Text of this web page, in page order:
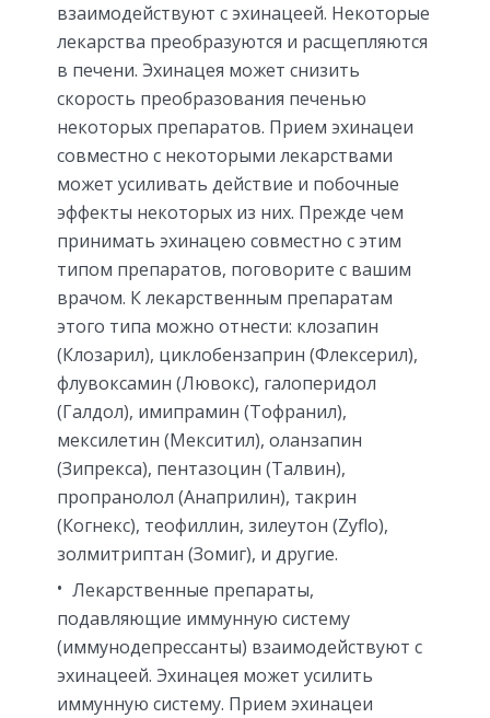
взаимодействуют с эхинацеей. Некоторые
лекарства преобразуются и расщепляются
в печени. Эхинацея может снизить
скорость преобразования печенью
некоторых препаратов. Прием эхинацеи
совместно с некоторыми лекарствами
может усиливать действие и побочные
эффекты некоторых из них. Прежде чем
принимать эхинацею совместно с этим
типом препаратов, поговорите с вашим
врачом. К лекарственным препаратам
этого типа можно отнести: клозапин
(Клозарил), циклобензаприн (Флексерил),
флувоксамин (Лювокс), галоперидол
(Галдол), имипрамин (Тофранил),
мексилетин (Мекситил), оланзапин
(Зипрекса), пентазоцин (Талвин),
пропранолол (Анаприлин), такрин
(Когнекс), теофиллин, зилеутон (Zyflo),
золмитриптан (Зомиг), и другие.
Лекарственные препараты,
подавляющие иммунную систему
(иммунодепрессанты) взаимодействуют с
эхинацеей. Эхинацея может усилить
иммунную систему. Прием эхинацеи